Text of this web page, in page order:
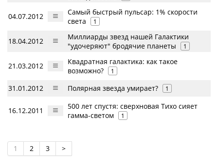
04.07.2012
Самый быстрый пульсар: 1% скорости
света
1
18.04.2012
Миллиарды звезд нашей Галактики
"удочеряют" бродячие планеты
1
21.03.2012
Квадратная галактика: как такое
возможно?
1
31.01.2012 Полярная звезда умирает? 1
16.12.2011
500 лет спустя: сверхновая Тихо сияет
гамма-светом
1
1 2 3 >